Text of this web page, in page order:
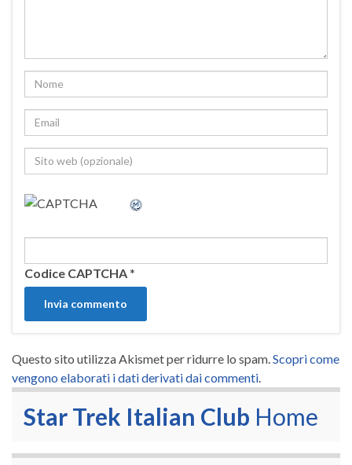
Codice CAPTCHA*
Questo sito utilizza Akismet per ridurre lo spam. Scopri come
vengono elaborati i dati derivati dai commenti
Star Trek Italian Club Home